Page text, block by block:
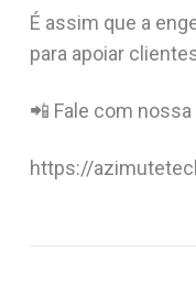
É assim que a
para apoiar
📲 Fale com
https://